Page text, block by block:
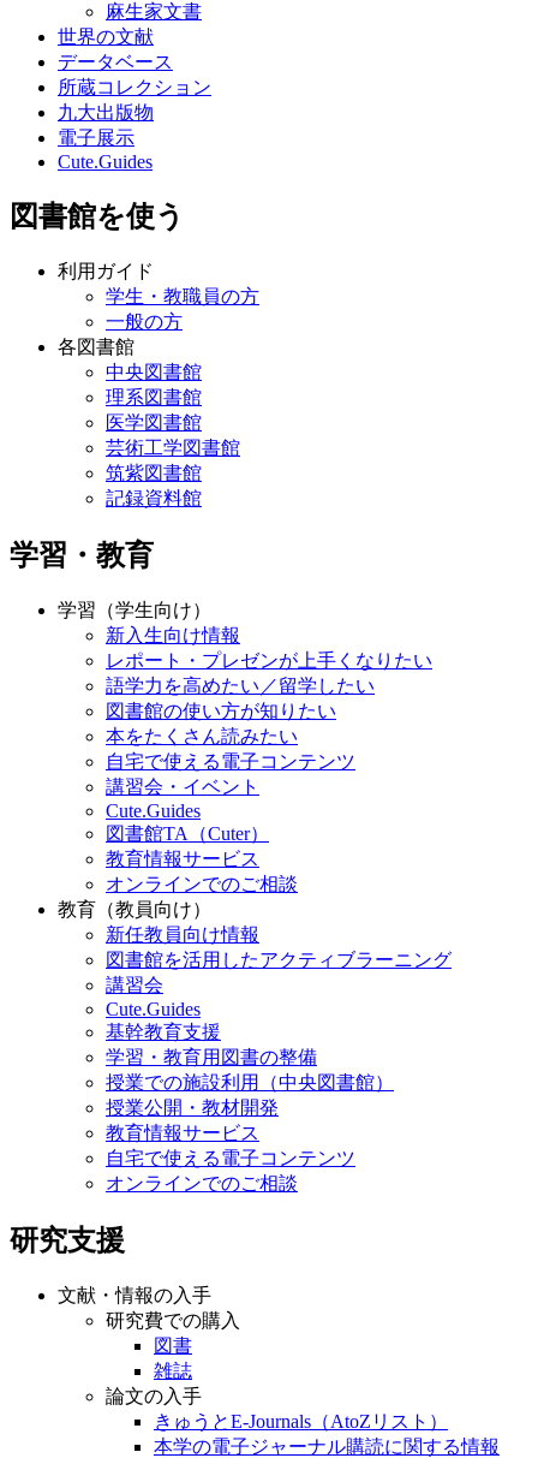
麻生家文書
世界の文献
データベース
所蔵コレクション
九大出版物
電子展示
Cute.Guides
図書館を使う
利用ガイド
学生・教職員の方
一般の方
各図書館
中央図書館
理系図書館
医学図書館
芸術工学図書館
筑紫図書館
記録資料館
学習・教育
学習（学生向け）
新入生向け情報
レポート・プレゼンが上手くなりたい
語学力を高めたい／留学したい
図書館の使い方が知りたい
本をたくさん読みたい
自宅で使える電子コンテンツ
講習会・イベント
Cute.Guides
図書館TA（Cuter）
教育情報サービス
オンラインでのご相談
教育（教員向け）
新任教員向け情報
図書館を活用したアクティブラーニング
講習会
Cute.Guides
基幹教育支援
学習・教育用図書の整備
授業での施設利用（中央図書館）
授業公開・教材開発
教育情報サービス
自宅で使える電子コンテンツ
オンラインでのご相談
研究支援
文献・情報の入手
研究費での購入
図書
雑誌
論文の入手
きゅうとE-Journals（AtoZリスト）
本学の電子ジャーナル購読に関する情報